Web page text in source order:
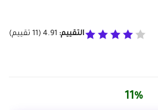
التقييم: 4.91
(
11 تقييم)
11%